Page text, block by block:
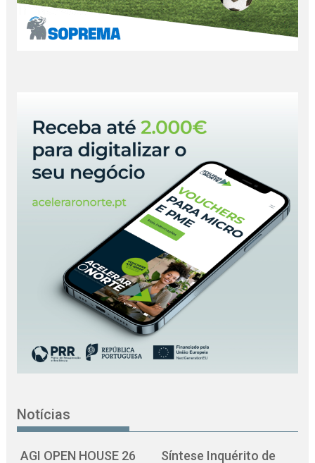
Notícias
AGI OPEN HOUSE 26
Síntese Inquérito de